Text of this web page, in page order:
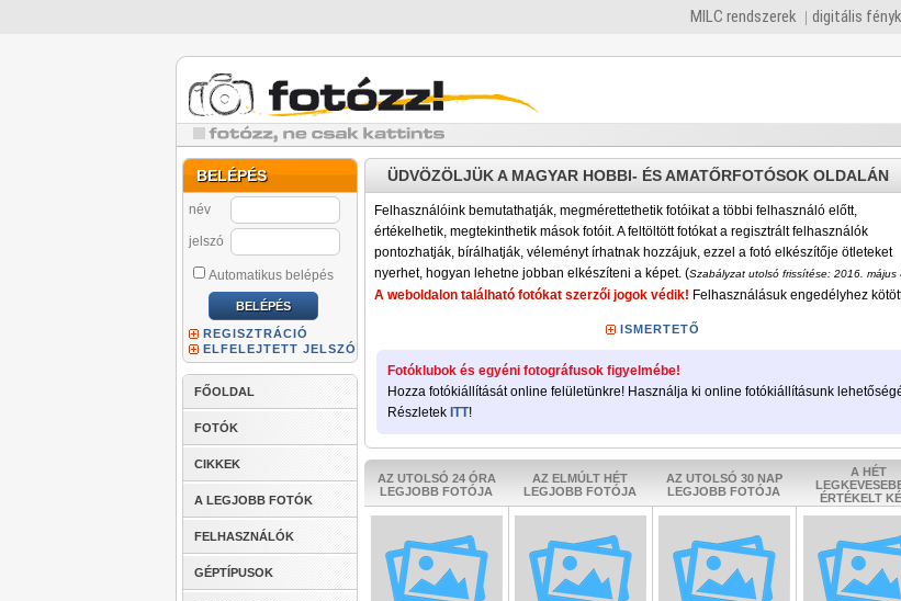
MILC rendszerek digitális
BELÉPÉS
név
jelszó
Automatikus belépés
REGISZTRÁCIÓ
ELFELEJTETT JELSZÓ
FŐOLDAL
FOTÓK
CIKKEK
A LEGJOBB FOTÓK
FELHASZNÁLÓK
GÉPTÍPUSOK
ÜDVÖZÖLJÜK A MAGYAR HOBBI- ÉS AMATŐRFOTÓSOK OLDALÁN
Felhasználóink bemutathatják, megmérettethetik fotóikat a többi felhasználó előtt,
értékelhetik, megtekinthetik mások fotóit. A feltöltött fotókat a regisztrált felhasználók
pontozhatják, bírálhatják, véleményt írhatnak hozzájuk, ezzel a fotó elkészítője ötleteket
nyerhet, hogyan lehetne jobban elkészíteni a képet. (Szabályzat utolsó frissítése: 2016. május
A weboldalon található fotókat szerzői jogok védik! Felhasználásuk engedélyhez
ISMERTETŐ
Fotóklubok és egyéni fotográfusok figyelmébe!
Hozza fotókiállítását online felületünkre! Használja ki online fotókiállításunk
Részletek ITT!
AZ UTOLSÓ 24 ÓRA
LEGJOBB FOTÓJA
AZ ELMÚLT HÉT
LEGJOBB FOTÓJA
AZ UTOLSÓ 30 NAP
LEGJOBB FOTÓJA
A HÉT
ÉRTÉKELT